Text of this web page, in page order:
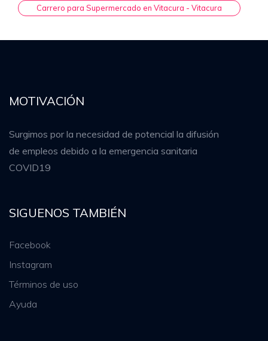
Carrero para Supermercado en Vitacura - Vitacura
MOTIVACIÓN
Surgimos por la necesidad de potencial la difusión
de empleos debido a la emergencia sanitaria
COVID19
SIGUENOS TAMBIÉN
Facebook
Instagram
Términos de uso
Ayuda